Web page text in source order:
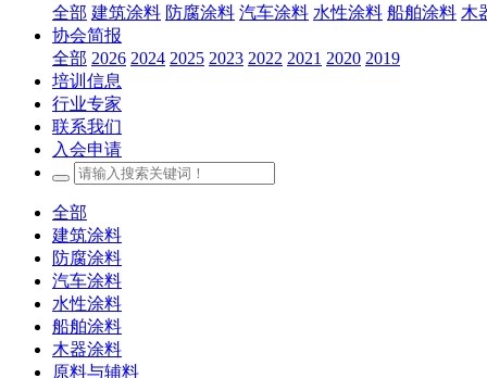
全部 建筑涂料 防腐涂料 汽车涂料 水性涂料 船舶涂料 木
协会简报
全部 2026 2024 2025 2023 2022 2021 2020 2019
培训信息
行业专家
联系我们
入会申请
全部
建筑涂料
防腐涂料
汽车涂料
水性涂料
船舶涂料
木器涂料
原料与辅料